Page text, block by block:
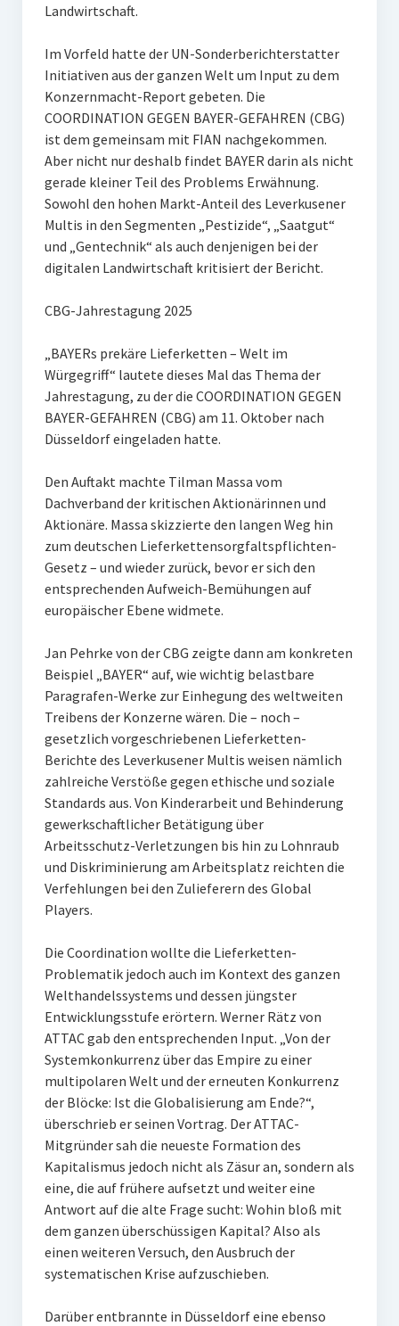
Landwirtschaft.
Im Vorfeld hatte der UN-Sonderberichterstatter
Initiativen aus der ganzen Welt um Input zu dem
Konzernmacht-Report gebeten. Die
COORDINATION GEGEN BAYER-GEFAHREN (CBG)
ist dem gemeinsam mit FIAN nachgekommen.
Aber nicht nur deshalb findet BAYER darin als nicht
gerade kleiner Teil des Problems Erwähnung.
Sowohl den hohen Markt-Anteil des Leverkusener
Multis in den Segmenten „Pestizide“, „Saatgut“
und „Gentechnik“ als auch denjenigen bei der
digitalen Landwirtschaft kritisiert der Bericht.
CBG-Jahrestagung 2025
„BAYERs prekäre Lieferketten – Welt im
Würgegriff“ lautete dieses Mal das Thema der
Jahrestagung, zu der die COORDINATION GEGEN
BAYER-GEFAHREN (CBG) am 11. Oktober nach
Düsseldorf eingeladen hatte.
Den Auftakt machte Tilman Massa vom
Dachverband der kritischen Aktionärinnen und
Aktionäre. Massa skizzierte den langen Weg hin
zum deutschen Lieferkettensorgfaltspflichten-
Gesetz – und wieder zurück, bevor er sich den
entsprechenden Aufweich-Bemühungen auf
europäischer Ebene widmete.
Jan Pehrke von der CBG zeigte dann am konkreten
Beispiel „BAYER“ auf, wie wichtig belastbare
Paragrafen-Werke zur Einhegung des weltweiten
Treibens der Konzerne wären. Die – noch –
gesetzlich vorgeschriebenen Lieferketten-
Berichte des Leverkusener Multis weisen nämlich
zahlreiche Verstöße gegen ethische und soziale
Standards aus. Von Kinderarbeit und Behinderung
gewerkschaftlicher Betätigung über
Arbeitsschutz-Verletzungen bis hin zu Lohnraub
und Diskriminierung am Arbeitsplatz reichten die
Verfehlungen bei den Zulieferern des Global
Players.
Die Coordination wollte die Lieferketten-
Problematik jedoch auch im Kontext des ganzen
Welthandelssystems und dessen jüngster
Entwicklungsstufe erörtern. Werner Rätz von
ATTAC gab den entsprechenden Input. „Von der
Systemkonkurrenz über das Empire zu einer
multipolaren Welt und der erneuten Konkurrenz
der Blöcke: Ist die Globalisierung am Ende?“,
überschrieb er seinen Vortrag. Der ATTAC-
Mitgründer sah die neueste Formation des
Kapitalismus jedoch nicht als Zäsur an, sondern als
eine, die auf frühere aufsetzt und weiter eine
Antwort auf die alte Frage sucht: Wohin bloß mit
dem ganzen überschüssigen Kapital? Also als
einen weiteren Versuch, den Ausbruch der
systematischen Krise aufzuschieben.
Darüber entbrannte in Düsseldorf eine ebenso